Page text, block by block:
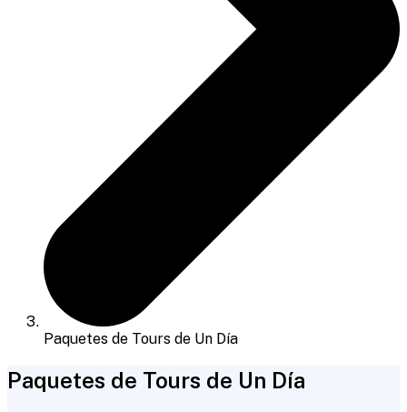
Paquetes de Tours de Un Día
Paquetes de Tours de Un Día